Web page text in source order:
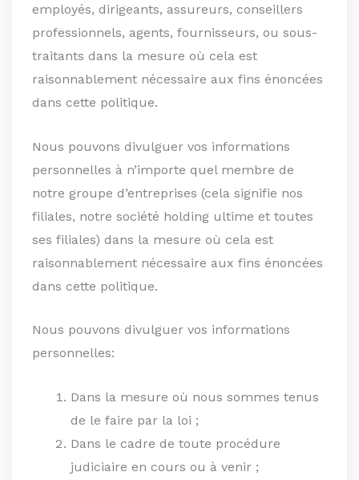
employés, dirigeants, assureurs, conseillers
professionnels, agents, fournisseurs, ou sous-
traitants dans la mesure où cela est
raisonnablement nécessaire aux fins énoncées
dans cette politique.
Nous pouvons divulguer vos informations
personnelles à n’importe quel membre de
notre groupe d’entreprises (cela signifie nos
filiales, notre société holding ultime et toutes
ses filiales) dans la mesure où cela est
raisonnablement nécessaire aux fins énoncées
dans cette politique.
Nous pouvons divulguer vos informations
personnelles:
Dans la mesure où nous sommes tenus
de le faire par la loi ;
Dans le cadre de toute procédure
judiciaire en cours ou à venir ;